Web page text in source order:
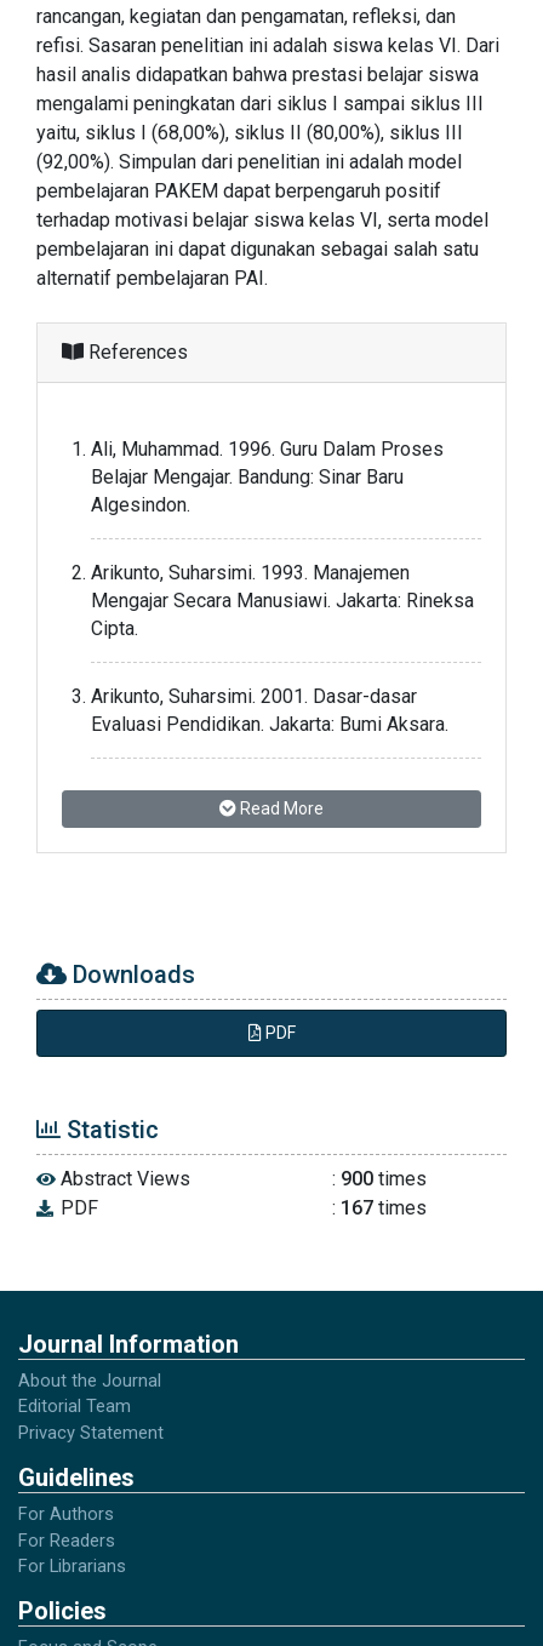
rancangan, kegiatan dan pengamatan, refleksi, dan
refisi. Sasaran penelitian ini adalah siswa kelas VI. Dari
hasil analis didapatkan bahwa prestasi belajar siswa
mengalami peningkatan dari siklus I sampai siklus III
yaitu, siklus I (68,00%), siklus II (80,00%), siklus III
(92,00%). Simpulan dari penelitian ini adalah model
pembelajaran PAKEM dapat berpengaruh positif
terhadap motivasi belajar siswa kelas VI, serta model
pembelajaran ini dapat digunakan sebagai salah satu
alternatif pembelajaran PAI.
References
Ali, Muhammad. 1996. Guru Dalam Proses
Belajar Mengajar. Bandung: Sinar Baru
Algesindon.
Arikunto, Suharsimi. 1993. Manajemen
Mengajar Secara Manusiawi. Jakarta: Rineksa
Cipta.
Arikunto, Suharsimi. 2001. Dasar-dasar
Evaluasi Pendidikan. Jakarta: Bumi Aksara.
Arikunto, Suharsimi. 2002. Prosedur Penelitian
Suatu Pendekatan Praktek. Jakarta: Rineksa
Cipta.
Daroeso, Bambang. 1989. Dasar dan Konsep
Pendidikan Moral Pancasila. Semarang: Aneka
Djamarah, Syaiful Bahri. 2002. Strategi Belajar
Mengajar. Jakarta: Rineksa Cipta.
Jilid 1. Yogyakarta: YP. Fak. Psikologi UGM.
Hamalik, Oemar. 2002. Psikologi Belajar dan
Hasibuan K.K. dan Moerdjiono. 1998. Proses
Belajar Mengajar. Bandung: Remaja
Rosdakarya.
Read More
Downloads
PDF
Statistic
Abstract Views : 900times
PDF
: 167times
Journal Information
About the Journal
Editorial Team
Privacy Statement
Guidelines
For Authors
For Readers
For Librarians
Policies